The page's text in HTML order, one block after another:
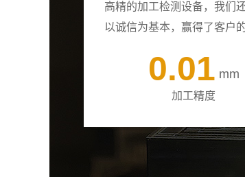
高精的加工检测设备，我们
以诚信为基本，赢得了客户
0.01 mm
加工精度